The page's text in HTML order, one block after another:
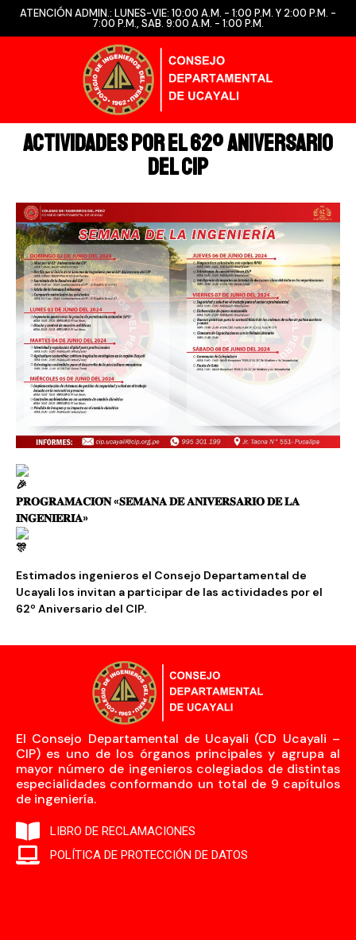
ATENCIÓN ADMIN.: LUNES-VIE: 10:00 A.M. - 1:00 P.M. Y 2:00 P.M. -
7:00 P.M., SAB. 9:00 A.M. - 1:00 P.M.
Actividades por el 62º Aniversario
del CIP
𝐏𝐑𝐎𝐆𝐑𝐀𝐌𝐀𝐂𝐈𝐎́𝐍 «𝐒𝐄𝐌𝐀𝐍𝐀 𝐃𝐄 𝐀𝐍𝐈𝐕𝐄𝐑𝐒𝐀𝐑𝐈𝐎 𝐃𝐄 𝐋𝐀
𝐈𝐍𝐆𝐄𝐍𝐈𝐄𝐑𝐈́𝐀»
Estimados ingenieros el Consejo Departamental de
Ucayali los invitan a participar de las actividades por el
62º Aniversario del CIP.
El Consejo Departamental de Ucayali (CD Ucayali –
CIP) es uno de los órganos principales y agrupa al
mayor número de ingenieros colegiados de distintas
especialidades conformando un total de 9 capítulos
de ingeniería.
LIBRO DE RECLAMACIONES
POLÍTICA DE PROTECCIÓN DE DATOS